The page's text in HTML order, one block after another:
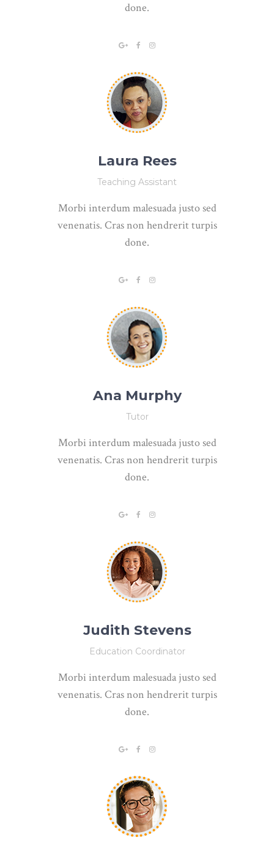
done.
Laura Rees
Teaching Assistant
Morbi interdum malesuada justo sed
venenatis. Cras non hendrerit turpis
done.
Ana Murphy
Tutor
Morbi interdum malesuada justo sed
venenatis. Cras non hendrerit turpis
done.
Judith Stevens
Education Coordinator
Morbi interdum malesuada justo sed
venenatis. Cras non hendrerit turpis
done.